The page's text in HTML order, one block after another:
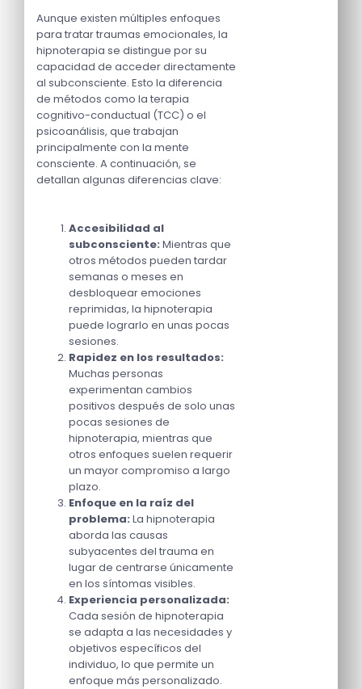
Aunque existen múltiples enfoques
para tratar traumas emocionales, la
hipnoterapia se distingue por su
capacidad de acceder directamente
al subconsciente. Esto la diferencia
de métodos como la terapia
cognitivo-conductual (TCC) o el
psicoanálisis, que trabajan
principalmente con la mente
consciente. A continuación, se
detallan algunas diferencias clave:
Accesibilidad al
subconsciente: Mientras que
otros métodos pueden tardar
semanas o meses en
desbloquear emociones
reprimidas, la hipnoterapia
puede lograrlo en unas pocas
sesiones.
Rapidez en los resultados:
Muchas personas
experimentan cambios
positivos después de solo unas
pocas sesiones de
hipnoterapia, mientras que
otros enfoques suelen requerir
un mayor compromiso a largo
plazo.
Enfoque en la raíz del
problema: La hipnoterapia
aborda las causas
subyacentes del trauma en
lugar de centrarse únicamente
en los síntomas visibles.
Experiencia personalizada:
Cada sesión de hipnoterapia
se adapta a las necesidades y
objetivos específicos del
individuo, lo que permite un
enfoque más personalizado.